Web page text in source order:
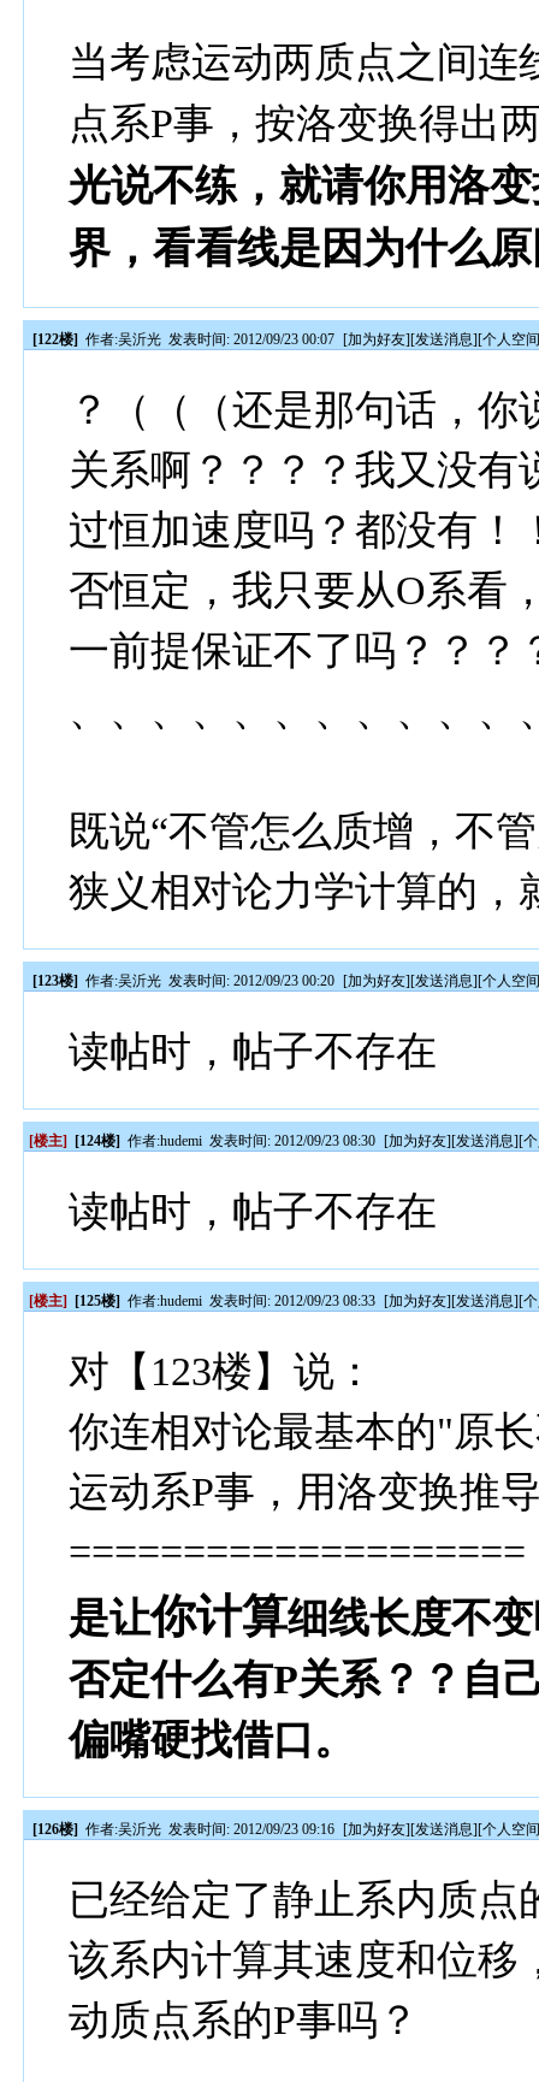
当考虑运动两质点之间
点系P事，按洛变换得出
光说不练，就请你用洛
界，看看线是因为什么
[122楼] 作者:吴沂光 发表时间: 2012/09/23 00:07 [加为好友][发送消息][个人空
？（（（还是那句话，
关系啊？？？？我又没
过恒加速度吗？都没有！
否恒定，我只要从O系看
一前提保证不了吗？？？
、、、、、、、、、、
既说“不管怎么质增，不
狭义相对论力学计算的，
[123楼] 作者:吴沂光 发表时间: 2012/09/23 00:20 [加为好友][发送消息][个人空
读帖时，帖子不存在
[楼主] [124楼] 作者:hudemi 发表时间: 2012/09/23 08:30 [加为好友][发送消息][
读帖时，帖子不存在
[楼主] [125楼] 作者:hudemi 发表时间: 2012/09/23 08:33 [加为好友][发送消息][
对【123楼】说：
你连相对论最基本的"原
运动系P事，用洛变换推
====================
是让你计算细线长度不
否定什么有P关系？？自
偏嘴硬找借口。
[126楼] 作者:吴沂光 发表时间: 2012/09/23 09:16 [加为好友][发送消息][个人空
已经给定了静止系内质
该系内计算其速度和位移
动质点系的P事吗？